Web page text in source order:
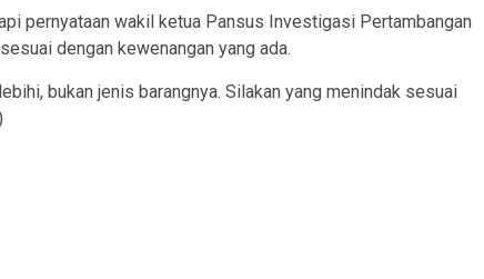
pernyataan wakil ketua Pansus Investigasi Pertambangan
dengan kewenangan yang ada.
bukan jenis barangnya. Silakan yang menindak sesuai